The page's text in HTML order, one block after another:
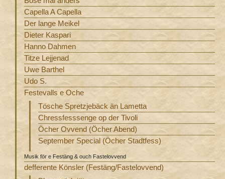
Capella A Capella
Der lange Meikel
Dieter Kaspari
Hanno Dahmen
Titze Lejjenad
Uwe Barthel
Udo S.
Festevalls e Oche
Tösche Spretzjebäck än Lametta
Chressfesssenge op der Tivoli
Öcher Ovvend (Öcher Abend)
September Special (Öcher Stadtfess)
Musik för e Festäng & ouch Fastelovvend
defferente Könsler (Festäng/Fastelovvend)